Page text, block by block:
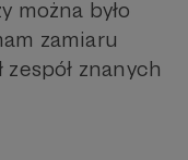
można było
zamiaru
znanych